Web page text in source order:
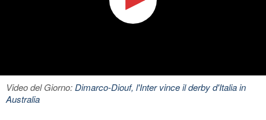
Video del Giorno:Dimarco-Diouf, l'Inter vince il derby d'Italia in
Australia